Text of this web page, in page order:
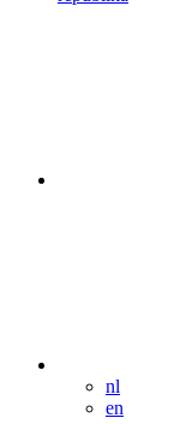
nl
en